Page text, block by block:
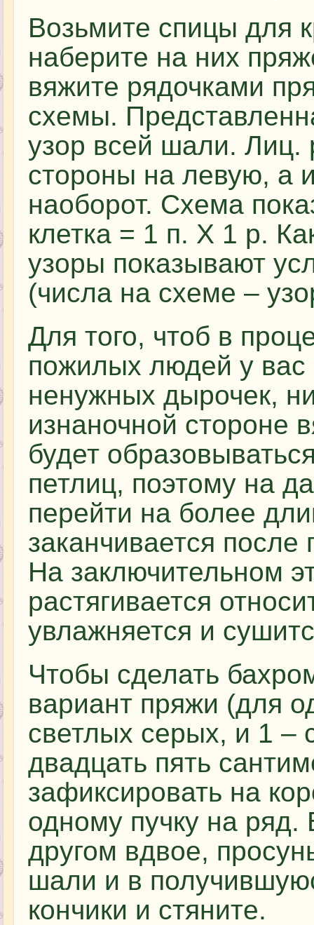
Возьмите спицы для
наберите на них
вяжите рядочками
схемы.
узор всей шали. Лиц.
стороны на левую, а
наоборот. Схема
клетка = 1 п. Х 1 р.
узоры показывают
(числа на схеме –
Для того, чтоб в
пожилых людей у вас
ненужных дырочек,
изнаночной стороне
будет
петлиц, поэтому на
перейти на более
заканчивается после
На заключительном
растягивается
увлажняется и
Чтобы сделать
вариант пряжи (для
светлых серых, и 1 –
двадцать пять
зафиксировать на
одному пучку на ряд.
другом вдвое,
шали и в
кончики и стяните.